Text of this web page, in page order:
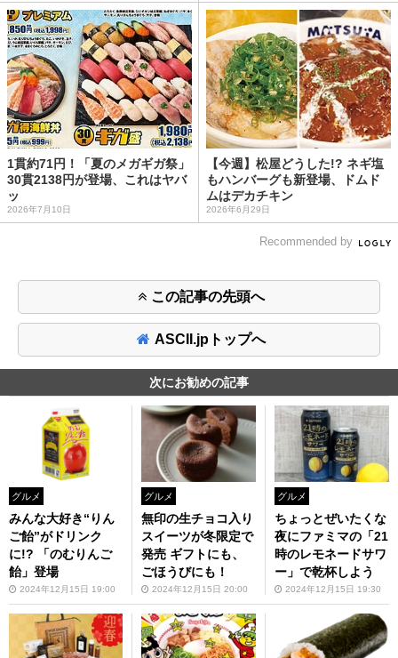
1貫約71円！「夏のメガギガ祭」
30貫2138円が登場、これはヤバ
ッ
2026年7月10日
【今週】松屋どうした!? ネギ塩
もハンバーグも新登場、ドムド
ムはデカチキン
2026年6月29日
Recommended by
この記事の先頭へ
ASCII.jpトップへ
次にお勧めの記事
グルメ
みんな大好き“りん
ご飴”がドリンク
に!? 「のむりんご
飴」登場
2024年12月15日 19:00
グルメ
無印の生チョコ入り
スイーツが冬限定で
発売 ギフトにも、
ごほうびにも！
2024年12月15日 20:00
グルメ
ちょっとぜいたくな
夜にファミマの「21
時のレモネードサワ
ー」で乾杯しよう
2024年12月15日 19:30